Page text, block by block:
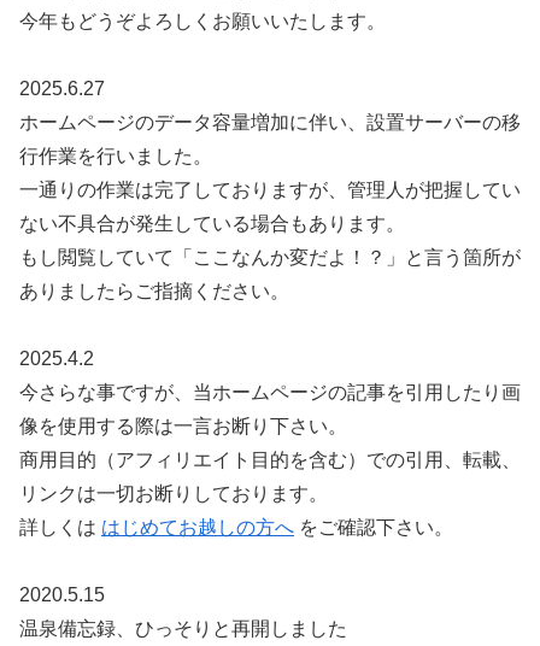
今年もどうぞよろしくお願いいたします。
2025.6.27
ホームページのデータ容量増加に伴い、設置サーバーの移
行作業を行いました。
一通りの作業は完了しておりますが、管理人が把握してい
ない不具合が発生している場合もあります。
もし閲覧していて「ここなんか変だよ！？」と言う箇所が
ありましたらご指摘ください。
2025.4.2
今さらな事ですが、当ホームページの記事を引用したり画
像を使用する際は一言お断り下さい。
商用目的（アフィリエイト目的を含む）での引用、転載、
リンクは一切お断りしております。
詳しくは はじめてお越しの方へ をご確認下さい。
2020.5.15
温泉備忘録、ひっそりと再開しました